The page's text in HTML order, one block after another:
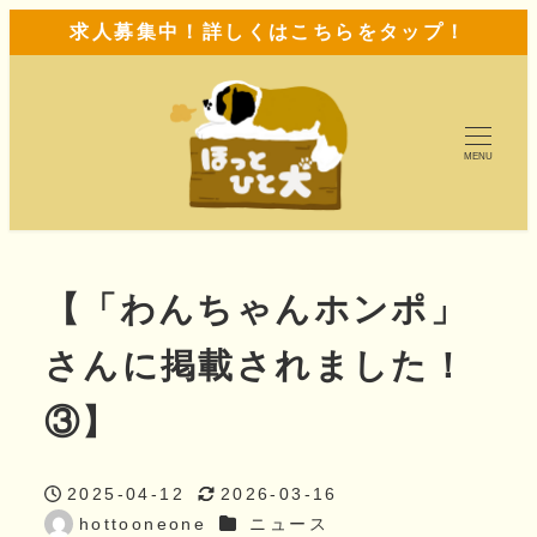
求人募集中！詳しくはこちらをタップ！
MENU
【「わんちゃんホンポ」
さんに掲載されました！
③】
投稿日
2025-04-12
更新日
2026-03-16
hottooneone カテゴリー
ニュース